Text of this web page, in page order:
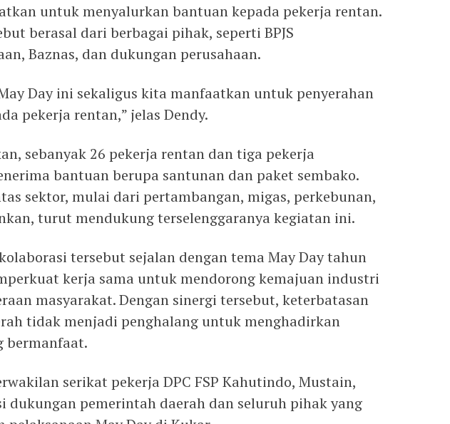
untuk menyalurkan bantuan kepada pekerja rentan.
berasal dari berbagai pihak, seperti BPJS
Baznas, dan dukungan perusahaan.
Day ini sekaligus kita manfaatkan untuk penyerahan
pekerja rentan,” jelas Dendy.
sebanyak 26 pekerja rentan dan tiga pekerja
bantuan berupa santunan dan paket sembako.
sektor, mulai dari pertambangan, migas, perkebunan,
turut mendukung terselenggaranya kegiatan ini.
tersebut sejalan dengan tema May Day tahun
kerja sama untuk mendorong kemajuan industri
masyarakat. Dengan sinergi tersebut, keterbatasan
tidak menjadi penghalang untuk menghadirkan
bermanfaat.
serikat pekerja DPC FSP Kahutindo, Mustain,
dukungan pemerintah daerah dan seluruh pihak yang